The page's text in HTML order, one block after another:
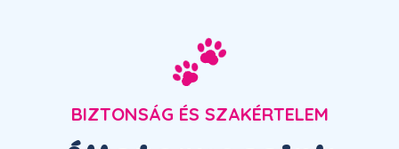
BIZTONSÁG ÉS SZAKÉRTELEM